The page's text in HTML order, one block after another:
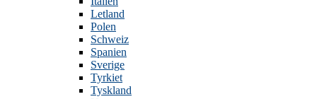
Letland
Polen
Schweiz
Spanien
Sverige
Tyrkiet
Tyskland